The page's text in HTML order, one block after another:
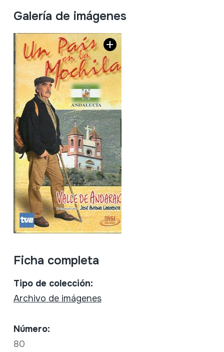
Galería de imágenes
Ficha completa
Tipo de colección:
Archivo de imágenes
Número:
80